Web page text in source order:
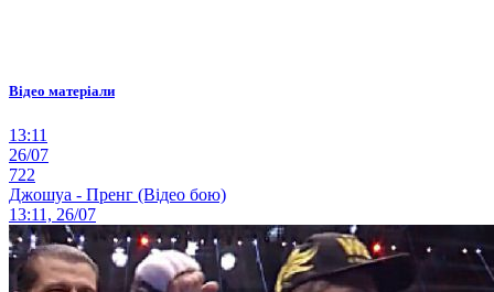
Відео матеріали
13:11
26/07
722
Джошуа - Пренг (Відео бою)
13:11, 26/07